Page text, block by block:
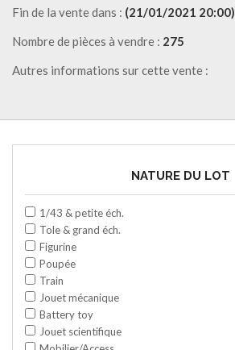
Fin de la vente dans : (21/01/2021 20:00)
Nombre de pièces à vendre : 275
Autres informations sur cette vente :
NATURE DU LOT
1/43 & petite éch.
Tole & grand éch.
Figurine
Poupée
Train
Jouet mécanique
Battery toy
Jouet scientifique